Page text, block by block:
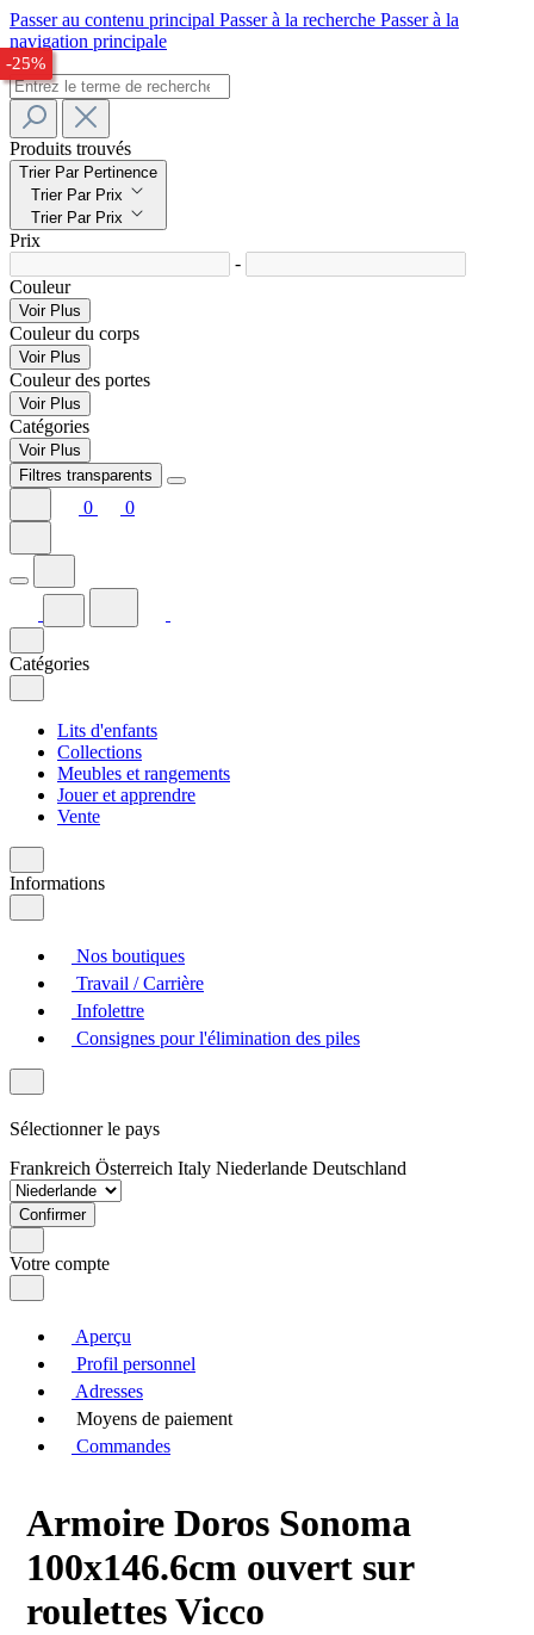
Passer au contenu principal Passer à la recherche Passer à la
navigation principale
Produits trouvés
Trier Par Pertinence
Trier Par Prix
Trier Par Prix
Prix
-
Couleur
Voir Plus
Couleur du corps
Voir Plus
Couleur des portes
Voir Plus
Catégories
Voir Plus
Filtres transparents
0 0
Catégories
Lits d'enfants
Collections
Meubles et rangements
Jouer et apprendre
Vente
Informations
Nos boutiques
Travail / Carrière
Infolettre
Consignes pour l'élimination des piles
Sélectionner le pays
Frankreich Österreich Italy Niederlande Deutschland
Confirmer
Votre compte
Aperçu
Profil personnel
Adresses
Moyens de paiement
Commandes
Armoire Doros Sonoma
100x146.6cm ouvert sur
roulettes Vicco
-27%
-29%
-25%